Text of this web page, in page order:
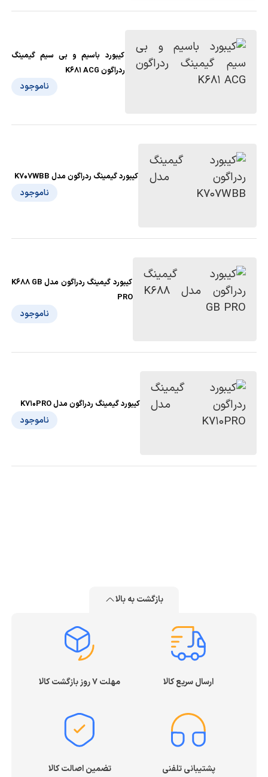
کیبورد باسیم و بی سیم گیمینگ
ردراگون K681 ACG
ناموجود
کیبورد گیمینگ ردراگون مدل K707WBB
ناموجود
کیبورد گیمینگ ردراگون مدل K688 GB
PRO
ناموجود
کیبورد گیمینگ ردراگون مدل K710PRO
ناموجود
بازگشت به بالا
ارسال سریع کالا مهلت ۷ روز بازگشت کالا
پشتیبانی تلفنی تضمین اصالت کالا